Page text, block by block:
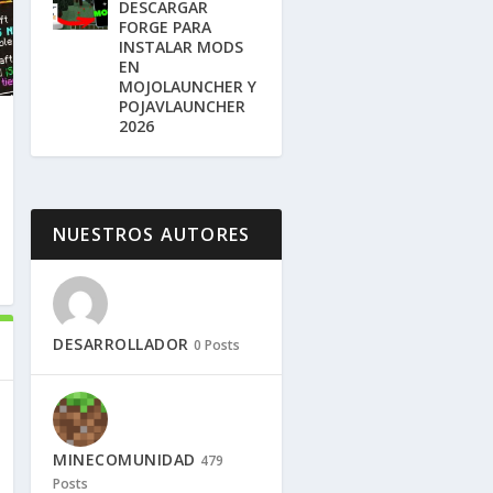
DESCARGAR
FORGE PARA
INSTALAR MODS
EN
MOJOLAUNCHER Y
POJAVLAUNCHER
2026
NUESTROS AUTORES
DESARROLLADOR 0 Posts
MINECOMUNIDAD 479
Posts